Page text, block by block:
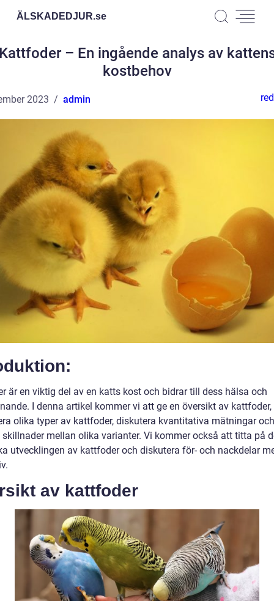
ÄLSKADEDJUR.se
– En ingående analys av
kostbehov
2023 admin
är en viktig del av en katts kost och bidrar till dess hälsa och
I denna artikel kommer vi att ge en översikt av kattfoder,
olika typer av kattfoder, diskutera kvantitativa mätningar och
mellan olika varianter. Vi kommer också att titta på
utvecklingen av kattfoder och diskutera för- och nackdelar
av kattfoder